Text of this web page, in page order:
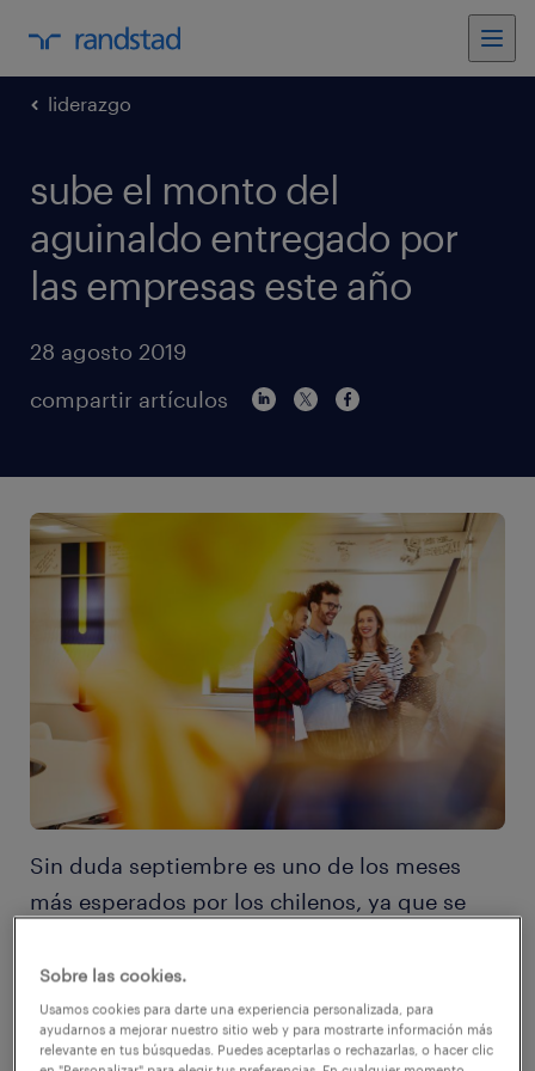
liderazgo
sube el monto del
aguinaldo entregado por
las empresas este año
28 agosto 2019
compartir artículos
Sin duda septiembre es uno de los meses
más esperados por los chilenos, ya que se
sinónimo de días de descanso, sumado a que
la mayoría de los trabajadores recibe una
bonificación laboral extra, una buena noticia
Sobre las cookies.
Usamos cookies para darte una experiencia personalizada, para
ayudarnos a mejorar nuestro sitio web y para mostrarte información más
relevante en tus búsquedas. Puedes aceptarlas o rechazarlas, o hacer clic